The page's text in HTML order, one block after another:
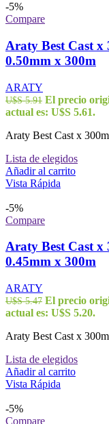
-5%
Compare
Araty Best Cast
0.50mm x 300m
ARATY
U$S5.91 El precio
actual es: U$S 5.61.
Araty Best Cast x
Lista de elegidos
Añadir al carrito
Vista Rápida
-5%
Compare
Araty Best Cast
0.45mm x 300m
ARATY
U$S5.47 El precio
actual es: U$S 5.20.
Araty Best Cast x
Lista de elegidos
Añadir al carrito
Vista Rápida
-5%
Compare